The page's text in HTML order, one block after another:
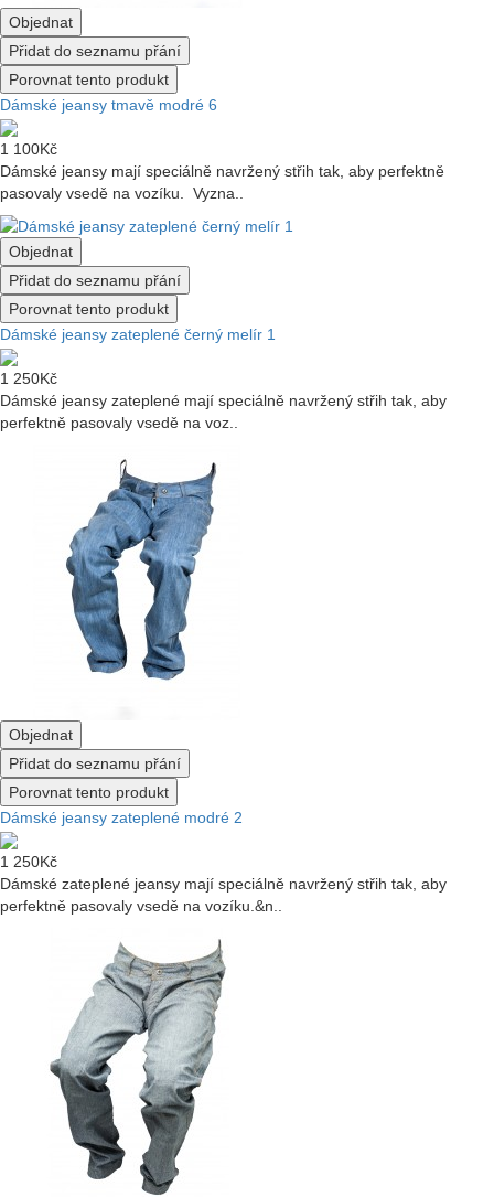
Objednat
Přidat do seznamu přání
Porovnat tento produkt
Dámské jeansy tmavě modré 6
1 100Kč
Dámské jeansy mají speciálně navržený střih tak, aby perfektně
pasovaly vsedě na vozíku. Vyzna..
Objednat
Přidat do seznamu přání
Porovnat tento produkt
Dámské jeansy zateplené černý melír 1
1 250Kč
Dámské jeansy zateplené mají speciálně navržený střih tak, aby
perfektně pasovaly vsedě na voz..
Objednat
Přidat do seznamu přání
Porovnat tento produkt
Dámské jeansy zateplené modré 2
1 250Kč
Dámské zateplené jeansy mají speciálně navržený střih tak, aby
perfektně pasovaly vsedě na vozíku.&n..